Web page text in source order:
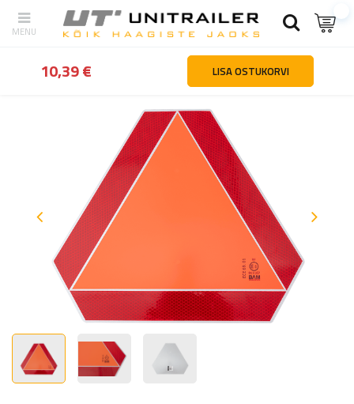
tagasi Kodu Sõidukite osad ja tarvikud Kleebised |
10,39 € LISA OSTUKORVI